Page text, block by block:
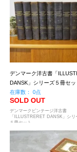
デンマーク洋古書「
DANSK」シリーズ５冊セッ
①/UD6071
在庫数： 0点
SOLD OUT
デンマークビンテージ洋古書
「ILLUSTRERET DANSK」シリ
５冊セット